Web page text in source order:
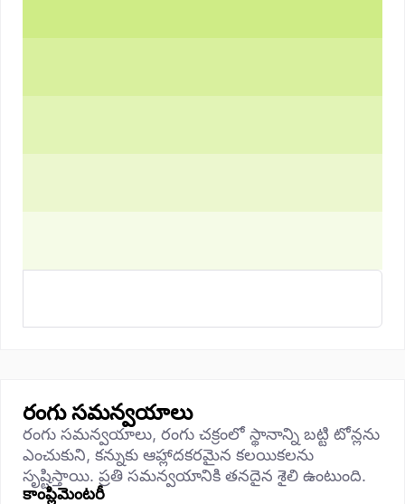
రంగు సమన్వయాలు
రంగు సమన్వయాలు, రంగు చక్రంలో స్థానాన్ని బట్టి టోన్లను
ఎంచుకుని, కన్నుకు ఆహ్లాదకరమైన కలయికలను
సృష్టిస్తాయి. ప్రతి సమన్వయానికి తనదైన శైలి ఉంటుంది.
కాంప్లిమెంటరీ